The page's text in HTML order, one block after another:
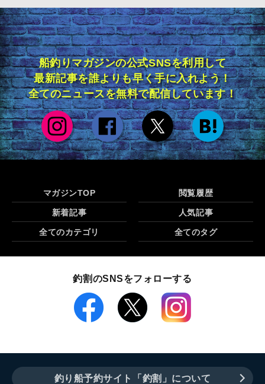
船釣りマガジンの公式SNSを利用して
最新記事を誰よりも早く手に入れよう！
全てのニュースを無料で配信しています！
マガジンTOP 閲覧履歴
新着記事 人気記事
全てのカテゴリ 全てのタグ
釣割のSNSをフォローする
釣り船予約サイト「釣割」について